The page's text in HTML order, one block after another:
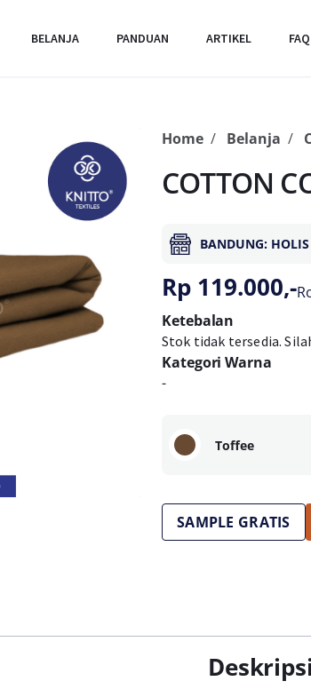
BELANJA PANDUAN ARTIKEL FAQ
Home Belanja
COTTON
BANDUNG: HOLIS
Rp 119.000,-
Ketebalan
Stok tidak tersedia.
Kategori Warna
-
Toffee
SAMPLE GRATIS